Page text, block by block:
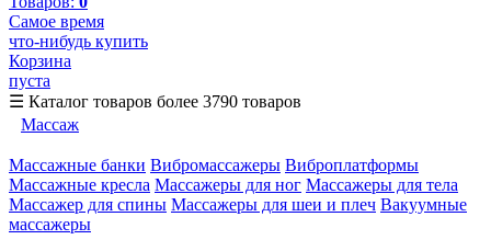
Самое время
что-нибудь купить
Корзина
пуста
☰ Каталог товаров более 3790 товаров
Массаж
Массажные банки Вибромассажеры Виброплатформы
Массажные кресла Массажеры для ног Массажеры для тела
Массажер для спины Массажеры для шеи и плеч Вакуумные
массажеры